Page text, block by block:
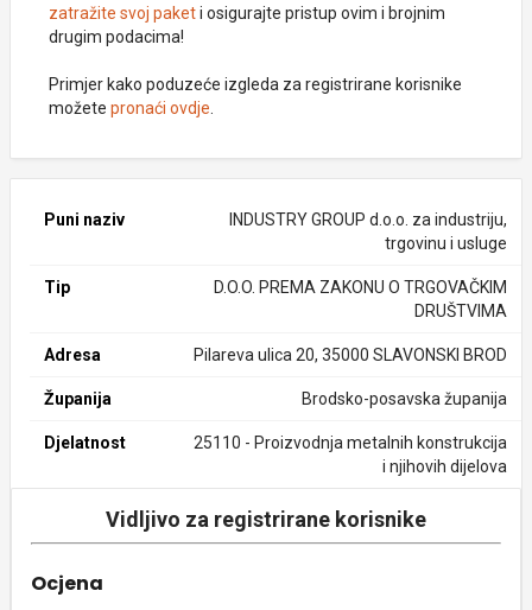
zatražite svoj paketi osigurajte pristup ovim i brojnim
drugim podacima!
Primjer kako poduzeće izgleda za registrirane korisnike
možete pronaći ovdje
Puni naziv
INDUSTRY GROUP d.o.o. za industriju,
trgovinu i usluge
Tip
D.O.O. PREMA ZAKONU O TRGOVAČKIM
DRUŠTVIMA
Adresa Pilareva ulica 20, 35000 SLAVONSKI BROD
Županija Brodsko-posavska županija
Djelatnost
25110 - Proizvodnja metalnih konstrukcija
i njihovih dijelova
Vidljivo za registrirane korisnike
Ocjena